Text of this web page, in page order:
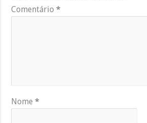
Comentário*
Nome*